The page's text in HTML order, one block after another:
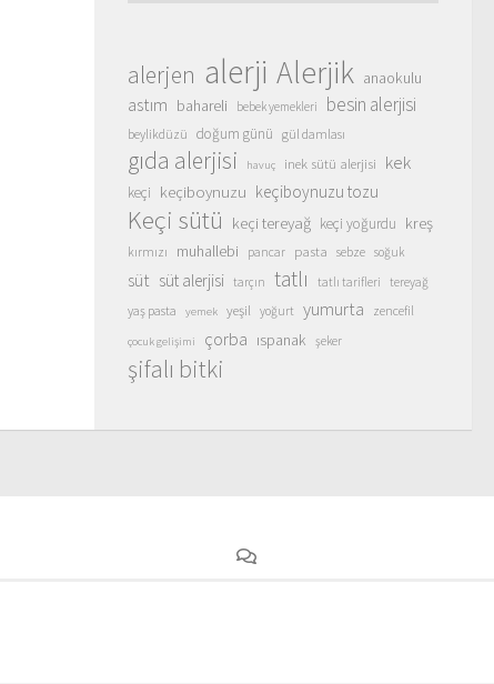
alerjen alerji Alerjik anaokulu
astım bahareli bebek yemekleri besin alerjisi
beylikdüzü doğum günü gül damlası
gıda alerjisi havuç inek sütü alerjisi kek
keçi keçiboynuzu keçiboynuzu tozu
Keçi sütü keçi tereyağ keçi yoğurdu kreş
kırmızı muhallebi pancar pasta sebze soğuk
süt süt alerjisi tarçın tatlı tatlı tarifleri tereyağ
yaş pasta yemek yeşil yoğurt yumurta zencefil
çocuk gelişimi çorba ıspanak şeker
şifalı bitki